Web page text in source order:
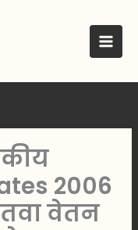
2006
वेतन